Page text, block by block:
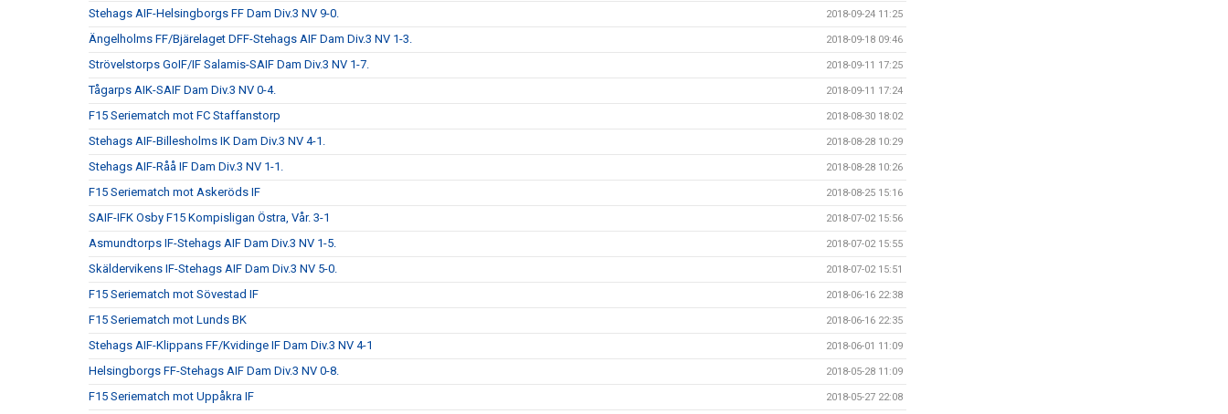
Stehags AIF-Helsingborgs FF Dam Div.3 NV 9-0. 2018-09-24 11:25
Ängelholms FF/Bjärelaget DFF-Stehags AIF Dam Div.3 NV 1-3. 2018-09-18 09:46
Strövelstorps GoIF/IF Salamis-SAIF Dam Div.3 NV 1-7. 2018-09-11 17:25
Tågarps AIK-SAIF Dam Div.3 NV 0-4. 2018-09-11 17:24
F15 Seriematch mot FC Staffanstorp 2018-08-30 18:02
Stehags AIF-Billesholms IK Dam Div.3 NV 4-1. 2018-08-28 10:29
Stehags AIF-Råå IF Dam Div.3 NV 1-1. 2018-08-28 10:26
F15 Seriematch mot Askeröds IF 2018-08-25 15:16
SAIF-IFK Osby F15 Kompisligan Östra, Vår. 3-1 2018-07-02 15:56
Asmundtorps IF-Stehags AIF Dam Div.3 NV 1-5. 2018-07-02 15:55
Skäldervikens IF-Stehags AIF Dam Div.3 NV 5-0. 2018-07-02 15:51
F15 Seriematch mot Sövestad IF 2018-06-16 22:38
F15 Seriematch mot Lunds BK 2018-06-16 22:35
Stehags AIF-Klippans FF/Kvidinge IF Dam Div.3 NV 4-1 2018-06-01 11:09
Helsingborgs FF-Stehags AIF Dam Div.3 NV 0-8. 2018-05-28 11:09
F15 Seriematch mot Uppåkra IF 2018-05-27 22:08